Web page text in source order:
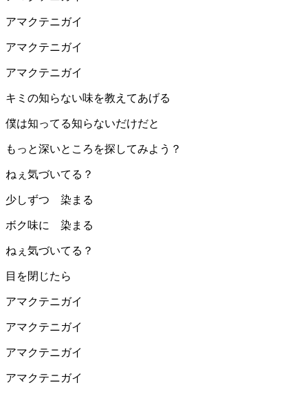
アマクテニガイ
アマクテニガイ
アマクテニガイ
キミの知らない味を教えてあげる
僕は知ってる知らないだけだと
もっと深いところを探してみよう？
ねぇ気づいてる？
少しずつ 染まる
ボク味に 染まる
ねぇ気づいてる？
目を閉じたら
アマクテニガイ
アマクテニガイ
アマクテニガイ
アマクテニガイ